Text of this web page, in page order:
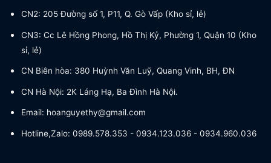
CN2: 205 Đường số 1, P11, Q. Gò Vấp (Kho sỉ, lẻ)
CN3: Cc Lê Hồng Phong, Hồ Thị Kỷ, Phường 1, Quận 10 (Kho
sỉ, lẻ)
CN Biên hòa: 380 Huỳnh Văn Luỹ, Quang Vinh, BH, ĐN
CN Hà Nội: 2K Láng Hạ, Ba Đình Hà Nội.
Email: hoanguyethy@gmail.com
Hotline,Zalo: 0989.578.353 - 0934.123.036 - 0934.960.036